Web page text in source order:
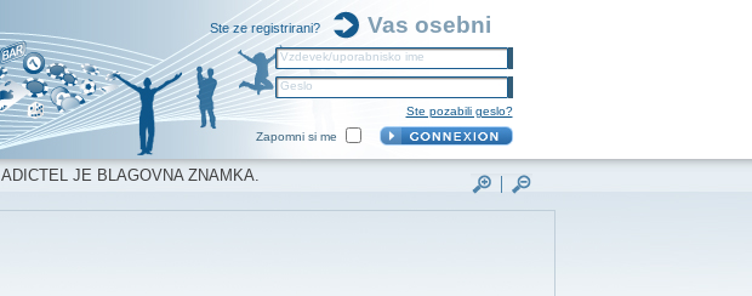
Ste ze registrirani? Vas osebni
Vzdevek/uporabnisko ime
Geslo
Ste pozabili geslo?
Zapomni si me
ADICTEL JE BLAGOVNA ZNAMKA.